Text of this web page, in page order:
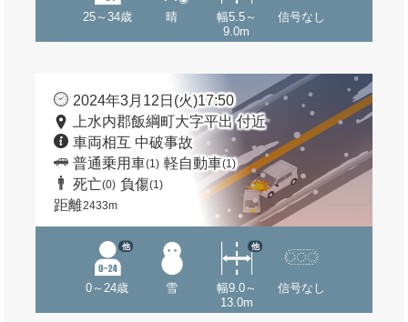
25～34歳 晴
幅5.5～
9.0m
信号なし
2024年3月12日(火)17:50
上水内郡飯綱町大字平出 付近
車両相互 中破事故
普通乗用車(1) 軽自動車(1)
死亡(0) 負傷(1)
距離2433m
0～24歳
他
雪
幅9.0～
13.0m
他
信号なし